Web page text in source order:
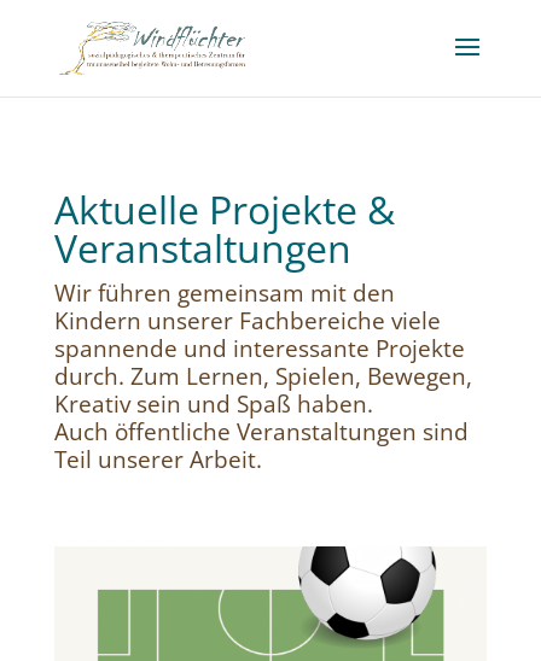
Aktuelle Projekte &
Veranstaltungen
Wir führen gemeinsam mit den
Kindern unserer Fachbereiche viele
spannende und interessante Projekte
durch. Zum Lernen, Spielen, Bewegen,
Kreativ sein und Spaß haben.
Auch öffentliche Veranstaltungen sind
Teil unserer Arbeit.